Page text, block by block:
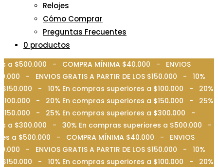
Relojes
Cómo Comprar
Preguntas Frecuentes
0 productos
a $500.000 - COMPRA MÍNIMA $40.000 - ENVIOS
- ENVIOS GRATIS A PARTIR DE LOS $150.000 - 10%
$150.000 - 10% En compras superiores a $100.000 - 20%
$100.000 - 20% En compras superiores a $150.000 - 25%
$150.000 - 25% En compras superiores a $300.000 -
a $300.000 - 30% En compras superiores a $500.000 -
a $500.000 - COMPRA MÍNIMA $40.000 - ENVIOS
- ENVIOS GRATIS A PARTIR DE LOS $150.000 - 10%
$150.000 - 10% En compras superiores a $100.000 - 20%